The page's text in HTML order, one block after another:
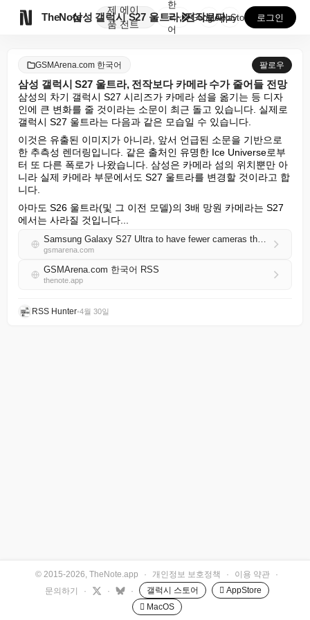
TheNote
제
품
에이
전트
삼성 갤럭시 S27 울트라, 전작보다 카메라 수가 줄어...
한
국
어
GooglePlay
AppStore 로그인
GSMArena.com 한국어 팔로우
삼성 갤럭시 S27 울트라, 전작보다 카메라 수가 줄어들 전망
삼성의 차기 갤럭시 S27 시리즈가 카메라 섬을 옮기는 등 디자
인에 큰 변화를 줄 것이라는 소문이 최근 돌고 있습니다. 실제로
갤럭시 S27 울트라는 다음과 같은 모습일 수 있습니다.
이것은 유출된 이미지가 아니라, 앞서 언급된 소문을 기반으로
한 추측성 렌더링입니다. 같은 출처인 유명한 Ice Universe로부
터 또 다른 폭로가 나왔습니다. 삼성은 카메라 섬의 위치뿐만 아
니라 실제 카메라 부문에서도 S27 울트라를 변경할 것이라고 합
니다.
아마도 S26 울트라(및 그 이전 모델)의 3배 망원 카메라는 S27
에서는 사라질 것입니다...
Samsung Galaxy S27 Ultra to have fewer cameras than its predecessor
gsmarena.com
GSMArena.com 한국어 RSS
thenote.app
RSS Hunter•4월 30일
© 2015-2026, TheNote.app · 개인정보 보호정책 · 이용 약관
·
문의하기
· · · 갤럭시 스토어
 AppStore
 MacOS